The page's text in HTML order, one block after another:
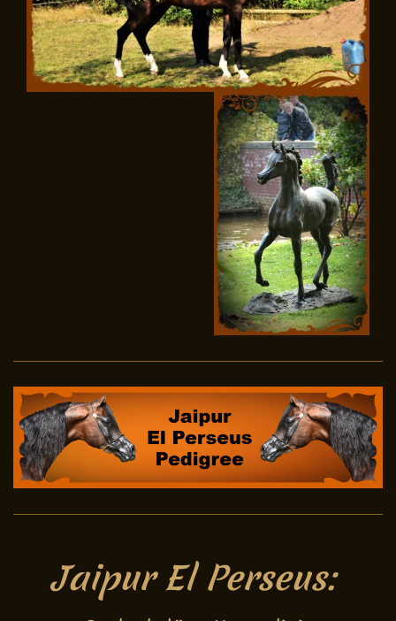
Jaipur El Perseus: